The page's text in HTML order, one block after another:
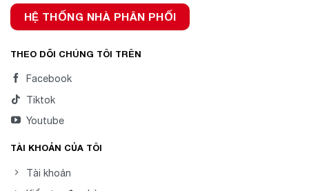
HỆ THỐNG NHÀ PHÂN PHỐI
THEO DÕI CHÚNG TÔI TRÊN
Facebook
Tiktok
Youtube
TÀI KHOẢN CỦA TÔI
Tài khoản